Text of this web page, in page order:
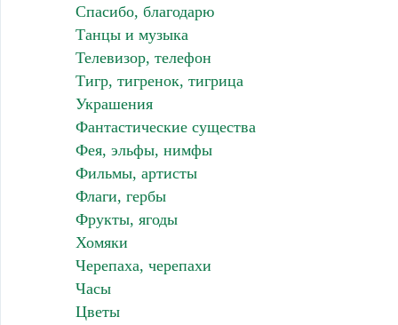
Спасибо, благодарю
Танцы и музыка
Телевизор, телефон
Тигр, тигренок, тигрица
Украшения
Фантастические существа
Фея, эльфы, нимфы
Фильмы, артисты
Флаги, гербы
Фрукты, ягоды
Хомяки
Черепаха, черепахи
Часы
Цветы